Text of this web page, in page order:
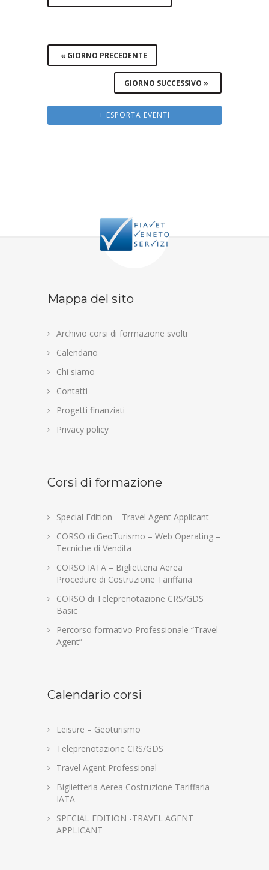
« GIORNO PRECEDENTE
GIORNO SUCCESSIVO »
+ ESPORTA EVENTI
Mappa del sito
Archivio corsi di formazione svolti
Calendario
Chi siamo
Contatti
Progetti finanziati
Privacy policy
Corsi di formazione
Special Edition – Travel Agent Applicant
CORSO di GeoTurismo – Web Operating –
Tecniche di Vendita
CORSO IATA – Biglietteria Aerea
Procedure di Costruzione Tariffaria
CORSO di Teleprenotazione CRS/GDS
Basic
Percorso formativo Professionale “Travel
Agent”
Calendario corsi
Leisure – Geoturismo
Teleprenotazione CRS/GDS
Travel Agent Professional
Biglietteria Aerea Costruzione Tariffaria –
IATA
SPECIAL EDITION -TRAVEL AGENT
APPLICANT